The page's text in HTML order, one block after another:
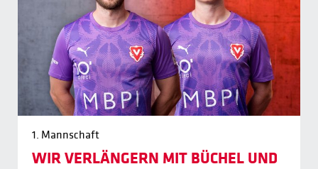
1. Mannschaft
WIR VERLÄNGERN MIT BÜCHEL UND